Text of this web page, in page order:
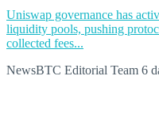
Uniswap governance has
liquidity pools, pushing
collected fees...
NewsBTC Editorial Team 6